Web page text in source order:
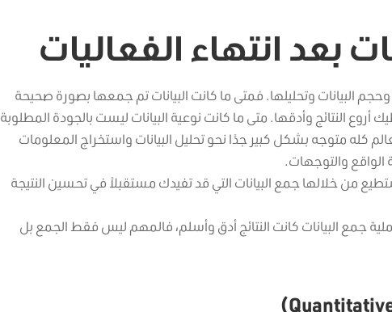
بعد انتهاء الفعاليات
البيانات وتحليلها. فمتى ما كانت البيانات تم جمعها بصورة صحيحة
النتائج وأدقها. متى ما كانت نوعية البيانات ليست بالجودة المطلوبة
كله متوجه بشكل كبير جدًا نحو تحليل البيانات واستخراج المعلومات
الواقع والتوجهات.
من خلالها جمع البيانات التي قد تفيدك مستقبلاً في تحسين النتيجة
جمع البيانات كانت النتائج أدق وأسلم، فالمهم ليس فقط الجمع بل